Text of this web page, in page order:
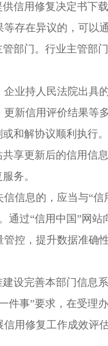
信用修复决定书下载
存在异议的，可以
部门。行业主管部
业持人民法院出具
新信用评价结果等
和解协议顺利执行
享更新后的信用信
务。
信息的，应当与“信
通过“信用中国”网
控，提升数据准确
设完善本部门信息
件事”要求，在受理
用修复工作成效评